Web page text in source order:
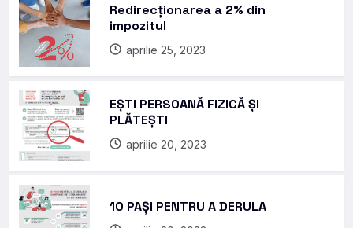
Redirecționarea a 2% din
impozitul
aprilie 25, 2023
EȘTI PERSOANĂ FIZICĂ ȘI
PLĂTEȘTI
aprilie 20, 2023
10 PAȘI PENTRU A DERULA